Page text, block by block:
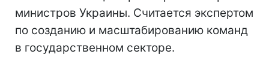
министров Украины. Считается экспертом
по созданию и масштабированию команд
в государственном секторе.